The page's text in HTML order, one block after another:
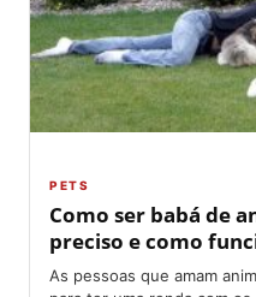
PETS
Como ser babá de
preciso e como
As pessoas que amam